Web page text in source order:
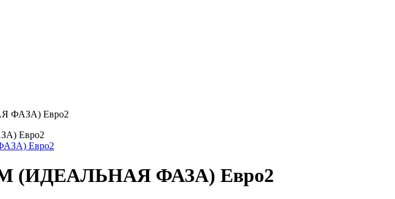
ФАЗА) Евро2
Евро2
(ИДЕАЛЬНАЯ ФАЗА) Евро2